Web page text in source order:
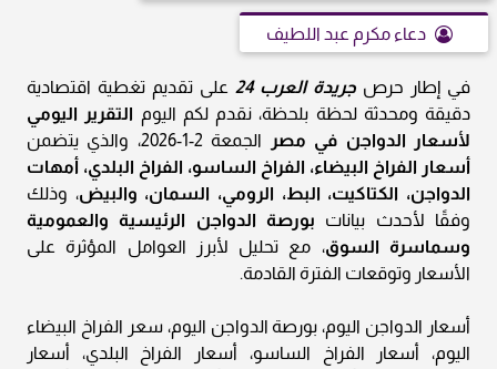
دعاء مكرم عبد اللطيف
في إطار حرص جريدة العرب 24
على تقديم تغطية اقتصادية
دقيقة ومحدثة لحظة بلحظة، نقدم لكم اليوم
التقرير اليومي
لأسعار الدواجن في مصر
الجمعة 2-1-2026، والذي يتضمن
أسعار الفراخ البيضاء، الفراخ الساسو، الفراخ البلدي، أمهات
الدواجن، الكتاكيت، البط، الرومي، السمان، والبيض، وذلك
وفقًا لأحدث بيانات بورصة الدواجن الرئيسية والعمومية
وسماسرة السوق، مع تحليل لأبرز العوامل المؤثرة على
الأسعار وتوقعات الفترة القادمة.
أسعار الدواجن اليوم، بورصة الدواجن اليوم، سعر الفراخ البيضاء
اليوم، أسعار الفراخ الساسو، أسعار الفراخ البلدي، أسعار